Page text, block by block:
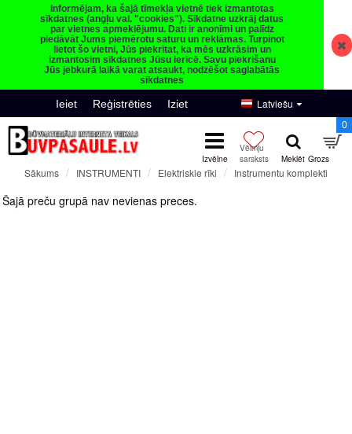
Informējam, ka šajā tīmekļa vietnē tiek izmantotas
sīkdatnes (angļu val. "cookies"). Sīkdatne uzkrāj datus
par vietnes apmeklējumu. Dati ir anonīmi un palīdz
piedāvāt Jums piemērotu saturu un reklāmas. Turpinot
lietot šo vietni, Jūs piekrītat, ka mēs uzkrāsim un
izmantosim sīkdatnes Jūsu ierīcē. Savu piekrišanu
Jūs jebkurā laikā varat atsaukt, nodzēšot saglabātās
sīkdatnes
Ieiet Reģistrēties Iziet Latviešu
0
Sākums INSTRUMENTI Elektriskie rīki Instrumentu komplekti
Šajā preču grupā nav nevienas preces.